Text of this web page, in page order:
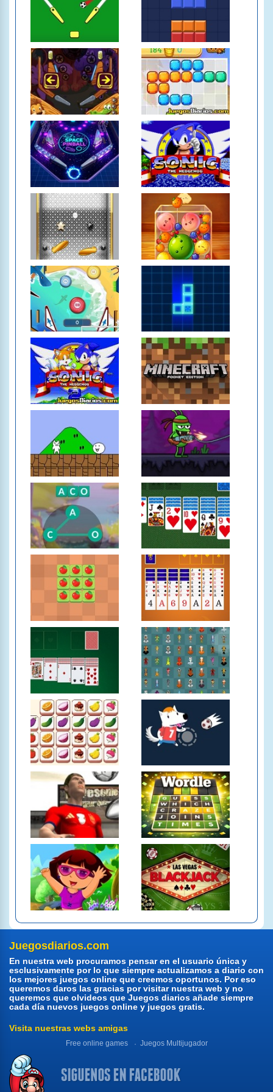
Juegosdiarios.com
En nuestra web procuramos pensar en el usuario única y
esclusivamente por lo que siempre actualizamos a diario con
los mejores juegos online que creemos oportunos. Por eso
queremos daros las gracias por visitar nuestra web y no
queremos que olvideos que Juegos diarios añade siempre
cada día nuevos juegos online y juegos gratis.
Visita nuestras webs amigas
Free online games Juegos Multijugador